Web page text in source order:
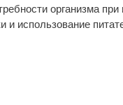
организма
и использование